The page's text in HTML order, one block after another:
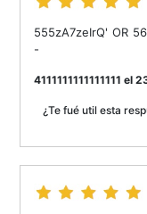
555zA7zeIrQ' OR
-
4111111111111111 el
¿Te fué util esta